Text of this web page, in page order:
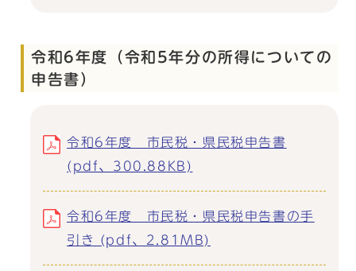
令和6年度（令和5年分の所得についての
申告書）
令和6年度 市民税・県民税申告書
(pdf、300.88KB)
令和6年度 市民税・県民税申告書の手
引き (pdf、2.81MB)